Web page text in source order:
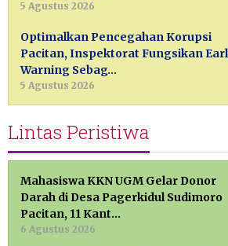
5 Agustus 2026
Optimalkan Pencegahan Korupsi
Pacitan, Inspektorat Fungsikan
Warning Sebag…
5 Agustus 2026
Lintas Peristiwa
Mahasiswa KKN UGM Gelar Donor
Darah di Desa Pagerkidul Sudimoro
Pacitan, 11 Kant…
6 Agustus 2026